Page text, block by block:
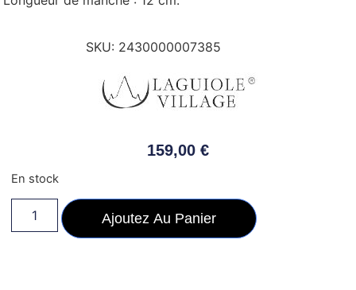
SKU: 2430000007385
159,00 €
En stock
Ajoutez Au Panier